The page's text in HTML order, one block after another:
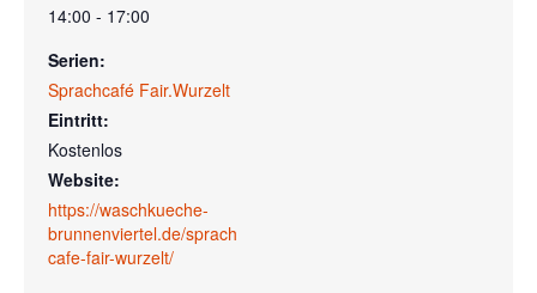
14:00 - 17:00
Serien:
Sprachcafé Fair.Wurzelt
Eintritt:
Kostenlos
Website:
https://waschkueche-
brunnenviertel.de/sprach
cafe-fair-wurzelt/